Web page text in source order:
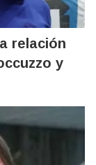
relación
y